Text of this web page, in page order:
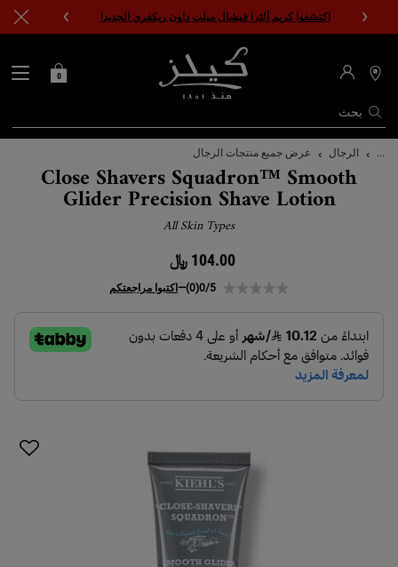
اكتشفوا كريم ألترا فيشال ميلت داون ريكفري الجديد!
بحث
محدد
المتاجر
حقيبتي
0
المحتوى الرئيسي
... الرجال عرض جميع منتجات الرجال
Close Shavers Squadron™ Smooth
Glider Precision Shave Lotion
All Skin Types
104.00 ﷼
0/5
(0)
— اكتبوا مراجعتكم